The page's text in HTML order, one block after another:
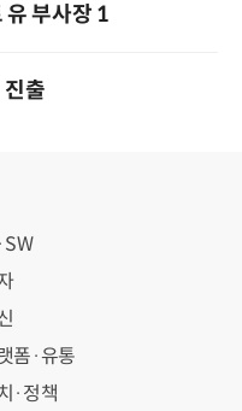
유 부사장 1
진출
폼·유통
·정책